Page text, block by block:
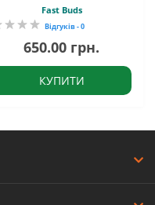
Fast Buds
Відгуків - 0
650.00 грн.
КУПИТИ